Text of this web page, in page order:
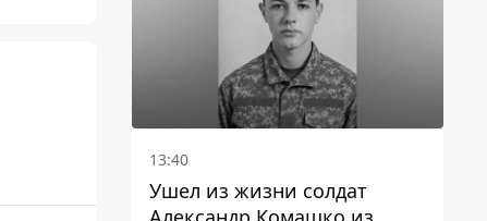
13:40
Ушел из жизни солдат